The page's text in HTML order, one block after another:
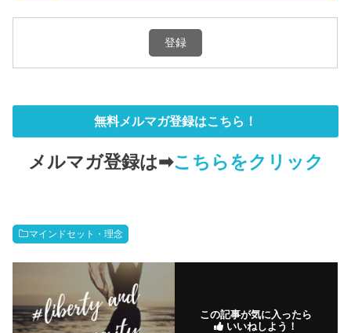
無料メルマガ登録はこちら！
メルマガ登録は➡こちらをクリック
マインドセット・理念
この記事が気に入ったら
いいねしよう！